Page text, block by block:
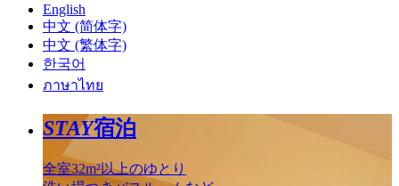
English
中文 (简体字)
中文 (繁体字)
한국어
ภาษาไทย
STAY宿泊
全室32m²以上のゆとり